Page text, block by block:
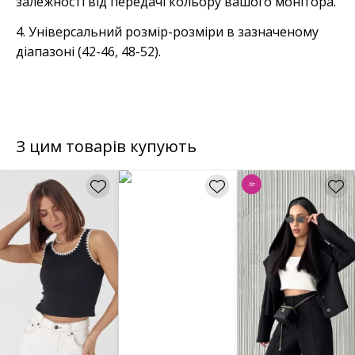
4. Універсальний розмір-розміри в зазначеному
діапазоні (42-46, 48-52).
З цим товарів купують
Хіт